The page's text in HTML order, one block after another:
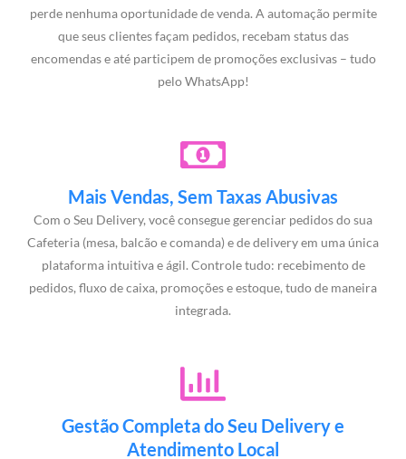
perde nenhuma oportunidade de venda. A automação permite
que seus clientes façam pedidos, recebam status das
encomendas e até participem de promoções exclusivas – tudo
pelo WhatsApp!
Mais Vendas, Sem Taxas Abusivas
Com o Seu Delivery, você consegue gerenciar pedidos do sua
Cafeteria (mesa, balcão e comanda) e de delivery em uma única
plataforma intuitiva e ágil. Controle tudo: recebimento de
pedidos, fluxo de caixa, promoções e estoque, tudo de maneira
integrada.
Gestão Completa do Seu Delivery e
Atendimento Local